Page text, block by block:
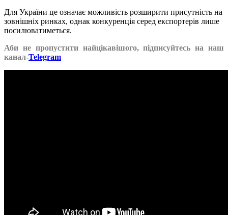
Для України це означає можливість розширити присутність на
зовнішніх ринках, однак конкуренція серед експортерів лише
посилюватиметься.
Аби не пропустити найцікавішого, підписуйтесь на наш
канал-Telegram